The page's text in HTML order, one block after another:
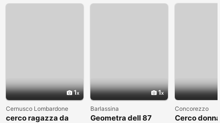
1
Cernusco Lombardone
cerco ragazza da
1
Barlassina
Geometra dell 87
Concorezzo
Cerco